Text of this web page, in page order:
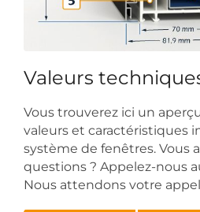
Valeurs
Vous trouverez ici un
valeurs et caractéristiques
système de fenêtres. Vous
questions ? Appelez-nous
Nous attendons votre